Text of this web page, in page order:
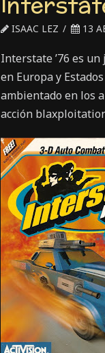
ISAAC LEZ 13
Interstate ’76 es
en Europa y
ambientado en los
acción